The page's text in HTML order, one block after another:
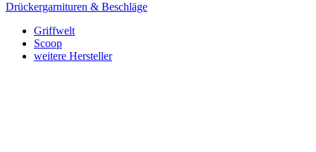
Drückergarnituren & Beschläge
Griffwelt
Scoop
weitere Hersteller